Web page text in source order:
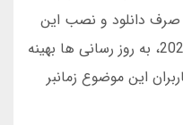
صرف دانلود و نصب این
به روز رسانی ها کنید. در مارس 2025، به روز رسانی ها بهینه
این موضوع زمانبر